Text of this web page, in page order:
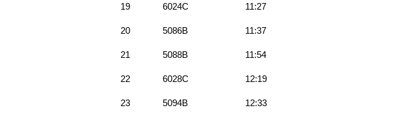
19 6024C 11:27
20 5086B 11:37
21 5088B 11:54
22 6028C 12:19
23 5094B 12:33